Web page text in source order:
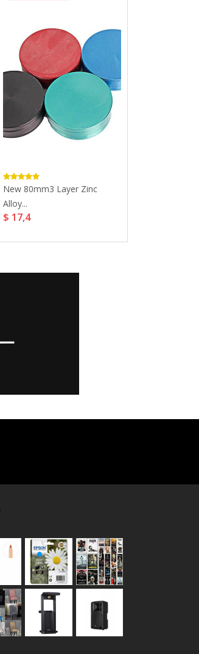
New 80mm3 Layer Zinc
Alloy...
$ 17,4